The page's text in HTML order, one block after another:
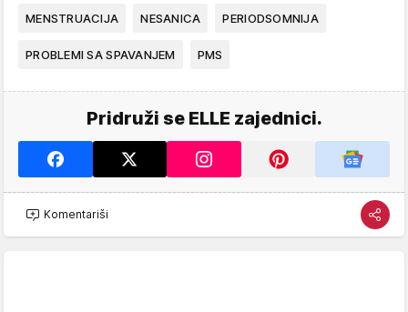
MENSTRUACIJA NESANICA PERIODSOMNIJA
PROBLEMI SA SPAVANJEM PMS
Pridruži se ELLE zajednici.
Komentariši